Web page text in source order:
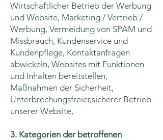
Wirtschaftlicher Betrieb der Werbung
und Website, Marketing / Vertrieb /
Werbung, Vermeidung von SPAM und
Missbrauch, Kundenservice und
Kundenpflege, Kontaktanfragen
abwickeln, Websites mit Funktionen
und Inhalten bereitstellen,
Maßnahmen der Sicherheit,
Unterbrechungsfreier,sicherer Betrieb
unserer Website,
3. Kategorien der betroffenen